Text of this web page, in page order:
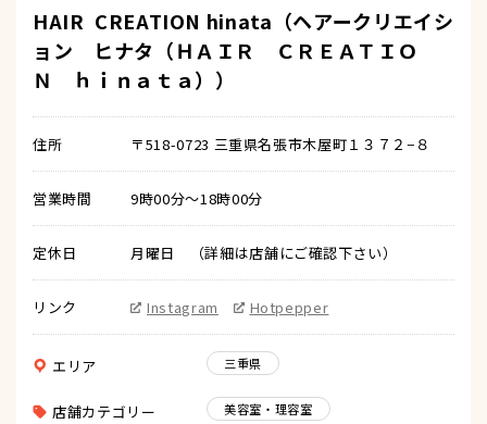
HAIR CREATION hinata（ヘアークリエイシ
ョン ヒナタ（ＨＡＩＲ ＣＲＥＡＴＩＯ
Ｎ ｈｉｎａｔａ））
住所 〒518-0723 三重県名張市木屋町１３７２−８
営業時間 9時00分～18時00分
定休日 月曜日 （詳細は店舗にご確認下さい）
リンク Instagram Hotpepper
エリア 三重県
店舗カテゴリー 美容室・理容室